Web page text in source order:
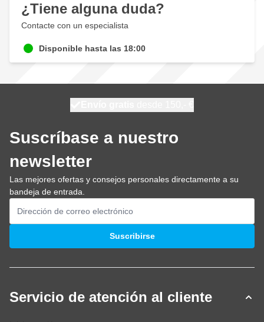
¿Tiene alguna duda?
Contacte con un especialista
Disponible hasta las 18:00
Suscríbase a nuestro
newsletter
Las mejores ofertas y consejos personales directamente a su
bandeja de entrada.
Dirección de email
Suscribirse
Servicio de atención al cliente